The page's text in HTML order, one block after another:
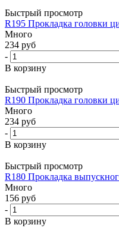
Быстрый просмотр
R195 Прокладка головки
Много
234 руб
-
В корзину
Быстрый просмотр
R190 Прокладка головки
Много
234 руб
-
В корзину
Быстрый просмотр
R180 Прокладка
Много
156 руб
-
В корзину